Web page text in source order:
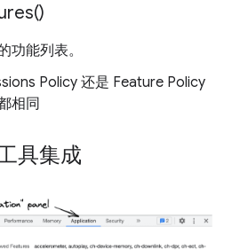
)
功能列表。
Policy 还是 Feature Policy
相同
具集成